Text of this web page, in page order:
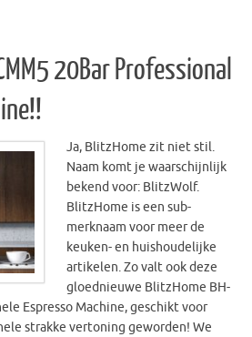
20Bar Professional
Ja, BlitzHome zit niet stil.
Naam komt je waarschijnlijk
bekend voor: BlitzWolf.
BlitzHome is een sub-
merknaam voor meer de
keuken- en huishoudelijke
artikelen. Zo valt ook deze
gloednieuwe BlitzHome BH-
Espresso Machine, geschikt voor
strakke vertoning geworden! We